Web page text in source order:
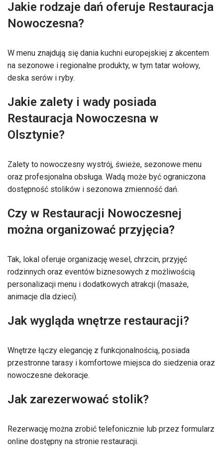
Jakie rodzaje dań oferuje Restauracja
Nowoczesna?
W menu znajdują się dania kuchni europejskiej z akcentem
na sezonowe i regionalne produkty, w tym tatar wołowy,
deska serów i ryby.
Jakie zalety i wady posiada
Restauracja Nowoczesna w
Olsztynie?
Zalety to nowoczesny wystrój, świeże, sezonowe menu
oraz profesjonalna obsługa. Wadą może być ograniczona
dostępność stolików i sezonowa zmienność dań.
Czy w Restauracji Nowoczesnej
można organizować przyjęcia?
Tak, lokal oferuje organizację wesel, chrzcin, przyjęć
rodzinnych oraz eventów biznesowych z możliwością
personalizacji menu i dodatkowych atrakcji (masaże,
animacje dla dzieci).
Jak wygląda wnętrze restauracji?
Wnętrze łączy elegancję z funkcjonalnością, posiada
przestronne tarasy i komfortowe miejsca do siedzenia oraz
nowoczesne dekoracje.
Jak zarezerwować stolik?
Rezerwację można zrobić telefonicznie lub przez formularz
online dostępny na stronie restauracji.